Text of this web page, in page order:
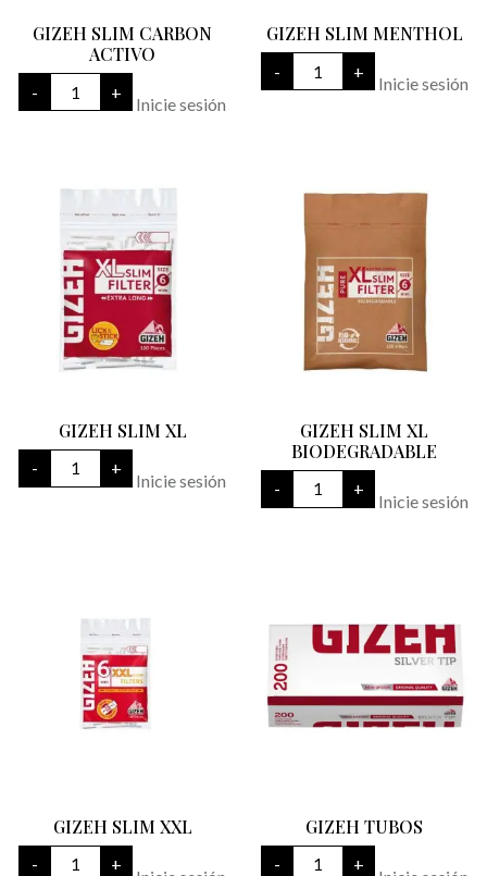
GIZEH SLIM CARBON
ACTIVO
-
GIZEH
SLIM
CARBON
+
Inicie sesión
GIZEH SLIM MENTHOL
-
GIZEH
SLIM
MENTHOL
+
Inicie sesión
GIZEH SLIM XL
-
GIZEH
SLIM
XL
+
Inicie sesión
GIZEH SLIM XL
BIODEGRADABLE
-
GIZEH
SLIM
XL
+
Inicie sesión
GIZEH SLIM XXL
-
GIZEH
SLIM
+
GIZEH TUBOS
-
GIZEH
TUBOS
+